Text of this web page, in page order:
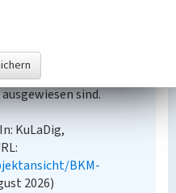
unter der freien
nicht
Medien unterliegen
urheberrechtlichen
sind.
KuLaDig,
BKM-
2026)